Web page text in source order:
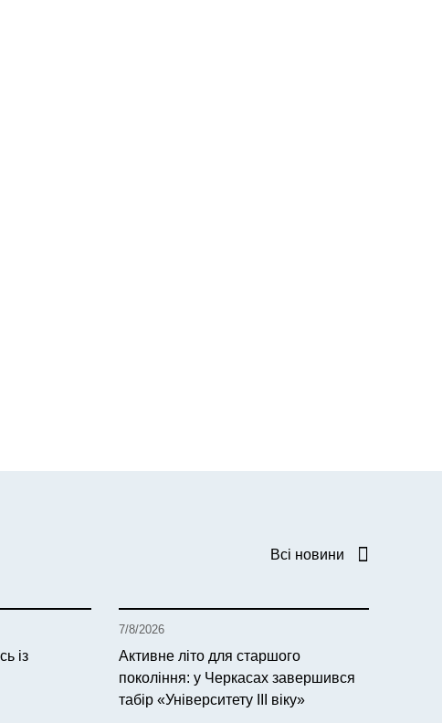
Всі новини
із
7/8/2026
Активне літо для старшого
покоління: у Черкасах завершився
табір «Університету ІІІ віку»